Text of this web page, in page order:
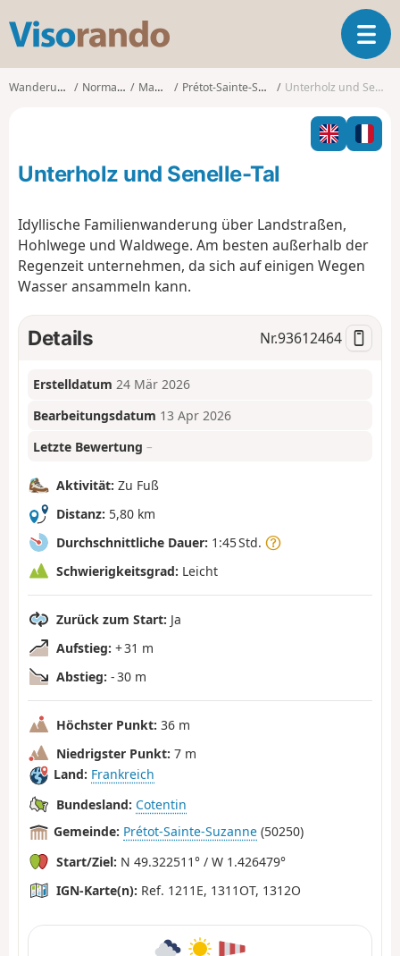
s
o
o
T
o
g
l
n
a
n
Wanderungen Normandie Manche Prétot-Sainte-Suzanne Unterholz und Senelle-Tal
Unterholz und Senelle-Tal
Idyllische Familienwanderung über Landstraßen,
Hohlwege und Waldwege. Am besten außerhalb der
Regenzeit unternehmen, da sich auf einigen Wegen
Wasser ansammeln kann.
Details Nr.93612464
Erstelldatum 24 Mär 2026
Bearbeitungsdatum 13 Apr 2026
Letzte Bewertung –
Aktivität: Zu Fuß
Distanz: 5,80 km
Durchschnittliche Dauer: 1:45 Std.
Schwierigkeitsgrad: Leicht
Zurück zum Start: Ja
Aufstieg: + 31 m
Abstieg: - 30 m
Höchster Punkt: 36 m
Niedrigster Punkt: 7 m
Land: Frankreich
Bundesland: Cotentin
Gemeinde: Prétot-Sainte-Suzanne (50250)
Start/Ziel: N 49.322511° / W 1.426479°
IGN-Karte(n): Ref. 1211E, 1311OT, 1312O